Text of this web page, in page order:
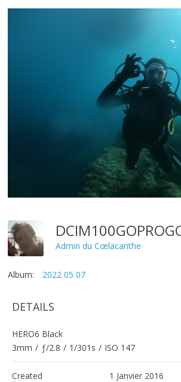
Admin du Cœlacanthe
Album: 2022 05 07
DETAILS
HERO6 Black
3mm / ƒ/2.8 / 1/301s / ISO 147
Created
1 Janvier 2016